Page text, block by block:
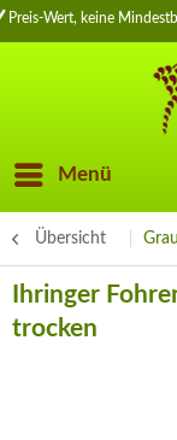
Preis-Wert, keine
Menü
Übersicht
Ihringer
trocken